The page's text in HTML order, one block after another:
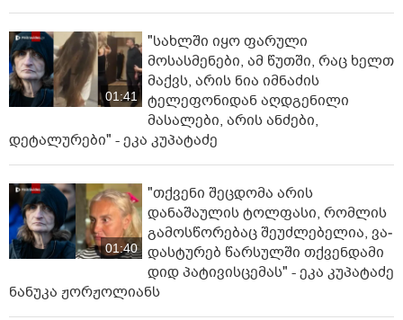
01:41
"სახლში იყო ფარული
მოსასმენები, ამ წუთში, რაც ხელთ
მაქვს, არის ნია იმნაძის
ტელეფონიდან აღდგენილი
მასალები, არის ანძები,
დეტალურები" - ეკა კუპატაძე
01:40
"თქვენი შეცდომა არის
დანაშაულის ტოლფასი, რომ­ლის
გა­მოს­წო­რე­ბაც შე­უძ­ლე­ბე­ლია, ვა­
დას­ტუ­რებ წარ­სულ­ში თქვენ­და­მი
დიდ პა­ტი­ვის­ცე­მას" - ეკა კუპატაძე
ნანუკა ჟორჟოლიანს